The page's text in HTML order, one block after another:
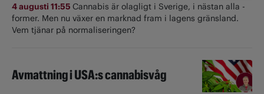
4 augusti 11:55 Cannabis är olagligt i ­Sverige, i nästan alla ­
former. Men nu växer en marknad fram i lagens gränsland.
Vem tjänar på normaliseringen?
Avmattning i USA:s cannabisvåg